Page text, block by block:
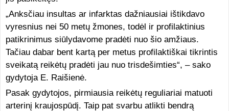
„Anksčiau insultas ar infarktas dažniausiai ištikdavo
vyresnius nei 50 metų žmones, todėl ir profilaktinius
patikrinimus siūlydavome pradėti nuo šio amžiaus.
Tačiau dabar bent kartą per metus profilaktiškai tikrintis
sveikatą reikėtų pradėti jau nuo trisdešimties“, – sako
gydytoja E. Raišienė.
Pasak gydytojos, pirmiausia reikėtų reguliariai matuoti
arterinį kraujospūdį. Taip pat svarbu atlikti bendrą